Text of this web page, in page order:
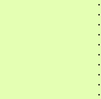
•
•
•
•
•
•
•
•
•
•